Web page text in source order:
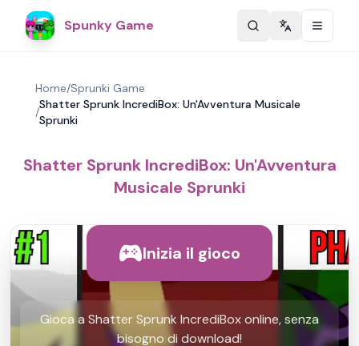
Spunky Game Change
Home/Sprunki Game
/
Shatter Sprunk IncrediBox: Un'Avventura Musicale
Sprunki
Shatter Sprunk IncrediBox: Un'Avventura
Musicale Sprunki
Inizia il gioco
Gioca a Shatter Sprunk IncrediBox online, senza
bisogno di download!